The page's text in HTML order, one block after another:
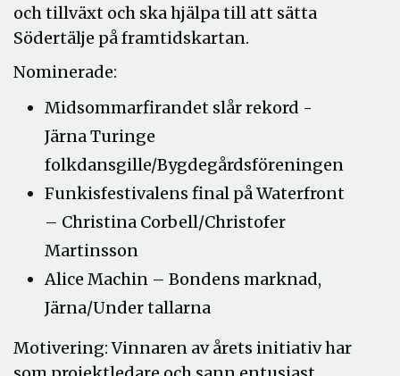
och tillväxt och ska hjälpa till att sätta
Södertälje på framtidskartan.
Nominerade:
Midsommarfirandet slår rekord -
Järna Turinge
folkdansgille/Bygdegårdsföreningen
Funkisfestivalens final på Waterfront
– Christina Corbell/Christofer
Martinsson
Alice Machin – Bondens marknad,
Järna/Under tallarna
Motivering: Vinnaren av årets initiativ har